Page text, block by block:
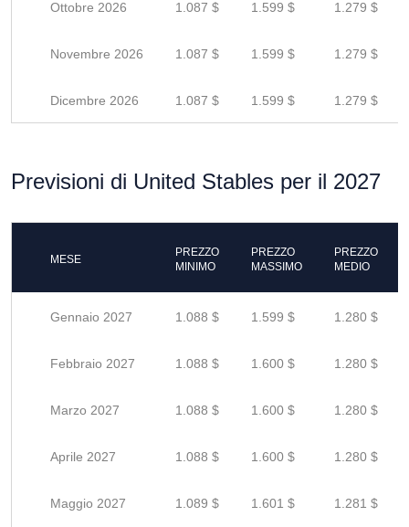
Ottobre 2026 1.087 $ 1.599 $ 1.279 $
Novembre 2026 1.087 $ 1.599 $ 1.279 $
Dicembre 2026 1.087 $ 1.599 $ 1.279 $
Previsioni di United Stables per il 2027
MESE
PREZZO
MINIMO
PREZZO
MASSIMO
PREZZO
MEDIO
Gennaio 2027 1.088 $ 1.599 $ 1.280 $
Febbraio 2027 1.088 $ 1.600 $ 1.280 $
Marzo 2027 1.088 $ 1.600 $ 1.280 $
Aprile 2027 1.088 $ 1.600 $ 1.280 $
Maggio 2027 1.089 $ 1.601 $ 1.281 $